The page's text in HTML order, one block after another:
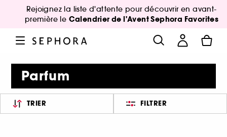
Rejoignez la liste d'attente pour découvrir en avant-
première le Calendrier de l'Avent Sephora Favorites
Parfum
TRIER FILTRER